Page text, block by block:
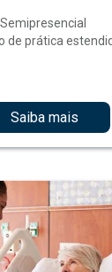
de prática
Saiba mais